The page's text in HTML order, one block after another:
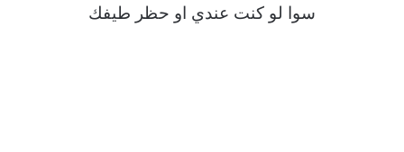
سوا لو كنت عندي او حظر طيفك